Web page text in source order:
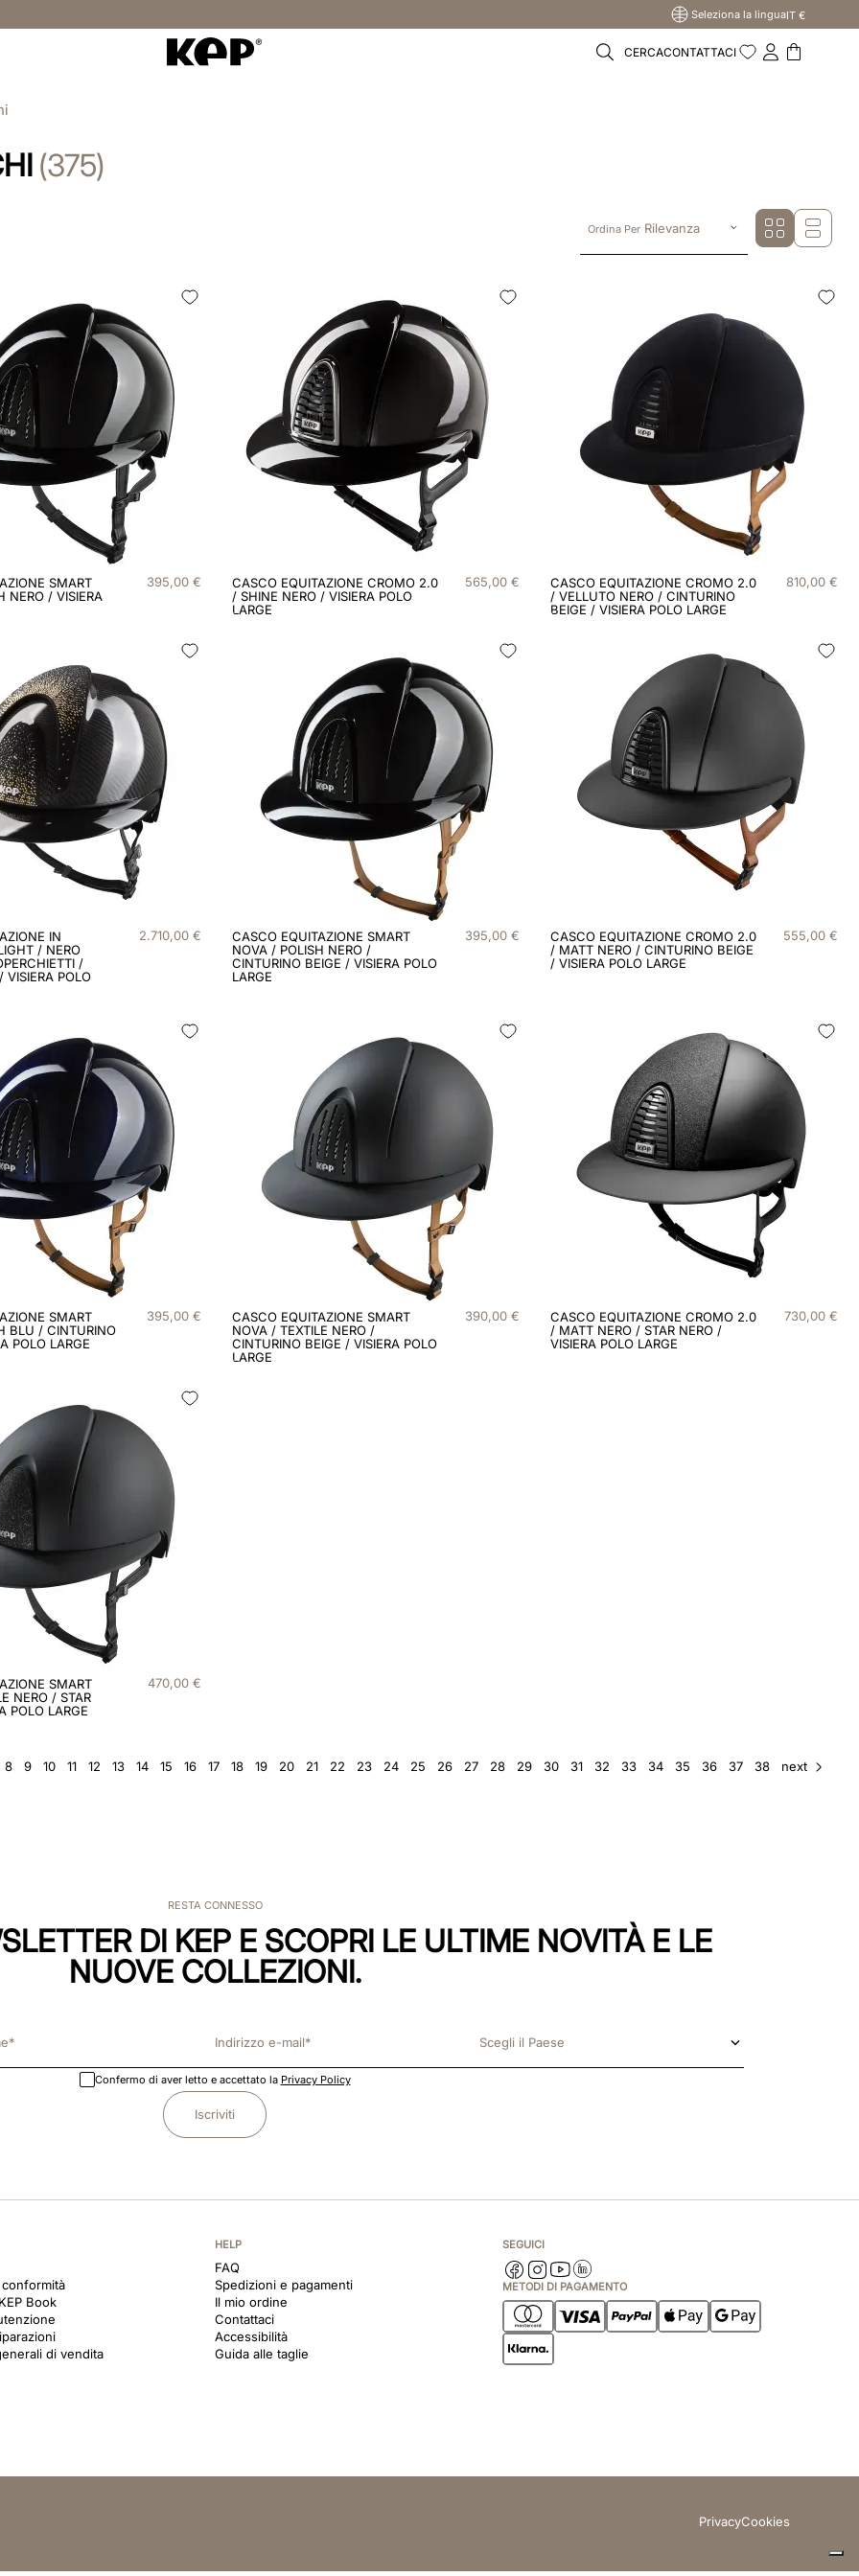
Seleziona la linguaIT €
CERCACONTATTACI
375
Ordina Per Rilevanza
SMART
NERO / VISIERA
395,00 €
CASCO EQUITAZIONE CROMO 2.0
/ SHINE NERO / VISIERA POLO
LARGE
565,00 €
CASCO EQUITAZIONE CROMO 2.0
/ VELLUTO NERO / CINTURINO
BEIGE / VISIERA POLO LARGE
810,00 €
IN
/ NERO
/
VISIERA POLO
2.710,00 €
CASCO EQUITAZIONE SMART
NOVA / POLISH NERO /
CINTURINO BEIGE / VISIERA POLO
LARGE
395,00 €
CASCO EQUITAZIONE CROMO 2.0
/ MATT NERO / CINTURINO BEIGE
/ VISIERA POLO LARGE
555,00 €
SMART
BLU / CINTURINO
POLO LARGE
395,00 €
CASCO EQUITAZIONE SMART
NOVA / TEXTILE NERO /
CINTURINO BEIGE / VISIERA POLO
LARGE
390,00 €
CASCO EQUITAZIONE CROMO 2.0
/ MATT NERO / STAR NERO /
VISIERA POLO LARGE
730,00 €
SMART
NERO / STAR
POLO LARGE
470,00 €
8 9 10 11 12 13 14 15 16 17 18 19 20 21 22 23 24 25 26 27 28 29 30 31 32 33 34 35 36 37 38 next
RESTA CONNESSO
DI KEP E SCOPRI LE ULTIME NOVITÀ E LE
NUOVE COLLEZIONI.
Scegli il Paese
Confermo di aver letto e accettato la Privacy Policy
Iscriviti
Book
di vendita
HELP
FAQ
Spedizioni e pagamenti
Il mio ordine
Contattaci
Accessibilità
Guida alle taglie
SEGUICI
METODI DI PAGAMENTO
PrivacyCookies